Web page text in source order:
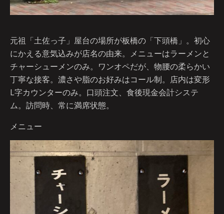
元祖「土佐っ子」屋台の場所が板橋の「下頭橋」。初心
にかえる意気込みが店名の由来。メニューはラーメンと
チャーシューメンのみ。ワンオペだが、物腰の柔らかい
丁寧な接客。濃さや脂のお好みはコール制。店内は変形
L字カウンターのみ。口頭注文、食後現金会計システ
ム。訪問時、常に満席状態。
メニュー